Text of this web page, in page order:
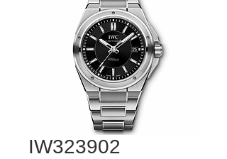
IW323902